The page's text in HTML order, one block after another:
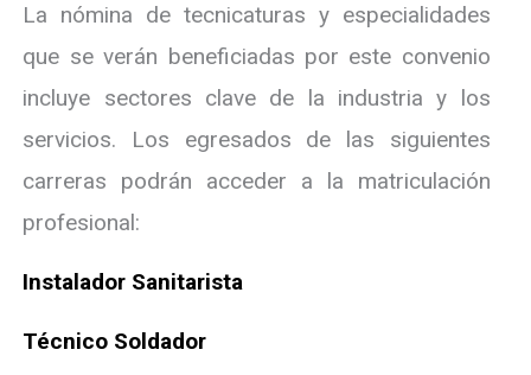
La nómina de tecnicaturas y especialidades
que se verán beneficiadas por este convenio
incluye sectores clave de la industria y los
servicios. Los egresados de las siguientes
carreras podrán acceder a la matriculación
profesional:
Instalador Sanitarista
Técnico Soldador